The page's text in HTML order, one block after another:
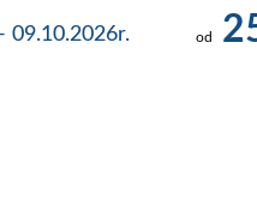
09.10.2026r. od